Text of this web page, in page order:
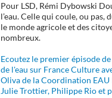
Pour LSD, Rémi Dybowski
l’eau. Celle qui coule, ou pas,
le monde agricole et des
nombreux.
Ecoutez le premier épisode
de l'eau sur France Culture
Oliva de la Coordination EAU
Julie Trottier, Philippe Rio et